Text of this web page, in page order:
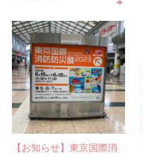
【お知らせ】東京国際消